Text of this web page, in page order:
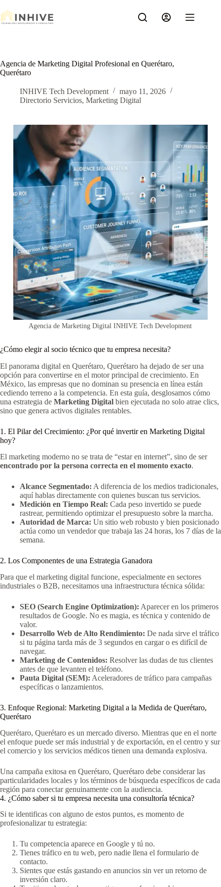
al
contenido
Agencia de Marketing Digital Profesional en Querétaro,
Querétaro
INHIVE Tech Development
mayo 11, 2026
Directorio Servicios, Marketing Digital
Agencia de Marketing Digital INHIVE Tech Development
¿Cómo elegir al socio técnico que tu empresa necesita?
El panorama digital en Querétaro, Querétaro ha dejado de ser una
opción para convertirse en el motor principal de crecimiento. En
México, las empresas que no dominan su presencia en línea están
cediendo terreno a la competencia. En esta guía, desglosamos cómo
una estrategia de Marketing Digital bien ejecutada no solo atrae clics,
sino que genera activos digitales rentables.
1. El Pilar del Crecimiento: ¿Por qué invertir en Marketing Digital
hoy?
El marketing moderno no se trata de “estar en internet”, sino de ser
encontrado por la persona correcta en el momento exacto.
Alcance Segmentado: A diferencia de los medios tradicionales,
aquí hablas directamente con quienes buscan tus servicios.
Medición en Tiempo Real: Cada peso invertido se puede
rastrear, permitiendo optimizar el presupuesto sobre la marcha.
Autoridad de Marca: Un sitio web robusto y bien posicionado
actúa como un vendedor que trabaja las 24 horas, los 7 días de la
semana.
2. Los Componentes de una Estrategia Ganadora
Para que el marketing digital funcione, especialmente en sectores
industriales o B2B, necesitamos una infraestructura técnica sólida:
SEO (Search Engine Optimization): Aparecer en los primeros
resultados de Google. No es magia, es técnica y contenido de
valor.
Desarrollo Web de Alto Rendimiento: De nada sirve el tráfico
si tu página tarda más de 3 segundos en cargar o es difícil de
navegar.
Marketing de Contenidos: Resolver las dudas de tus clientes
antes de que levanten el teléfono.
Pauta Digital (SEM): Aceleradores de tráfico para campañas
específicas o lanzamientos.
3. Enfoque Regional: Marketing Digital a la Medida de Querétaro,
Querétaro
Querétaro, Querétaro es un mercado diverso. Mientras que en el norte
el enfoque puede ser más industrial y de exportación, en el centro y sur
el comercio y los servicios médicos tienen una demanda explosiva.
Una campaña exitosa en Querétaro, Querétaro debe considerar las
particularidades locales y los términos de búsqueda específicos de cada
región para conectar genuinamente con la audiencia.
4. ¿Cómo saber si tu empresa necesita una consultoría técnica?
Si te identificas con alguno de estos puntos, es momento de
profesionalizar tu estrategia:
Tu competencia aparece en Google y tú no.
Tienes tráfico en tu web, pero nadie llena el formulario de
contacto.
Sientes que estás gastando en anuncios sin ver un retorno de
inversión claro.